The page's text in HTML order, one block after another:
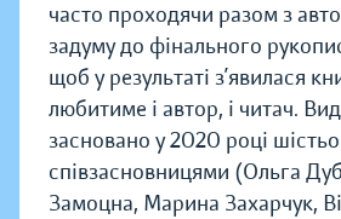
часто проходячи разом з
задуму до фінального
щоб у результаті з’явилася
любитиме і автор, і читач.
засновано у 2020 році
співзасновницями (Ольга
Замоцна, Марина Захарчук,